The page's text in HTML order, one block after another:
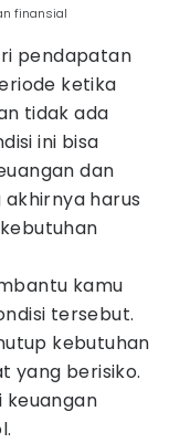
finansial
pendapatan
ketika
tidak ada
ini bisa
dan
harus
kamu
tersebut.
kebutuhan
yang berisiko.
keuangan